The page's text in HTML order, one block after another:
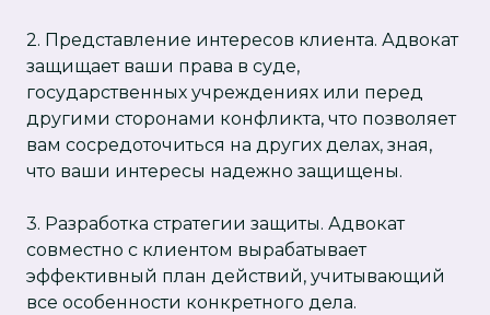
2. Представление интересов клиента. Адвокат
защищает ваши права в суде,
государственных учреждениях или перед
другими сторонами конфликта, что позволяет
вам сосредоточиться на других делах, зная,
что ваши интересы надежно защищены.
3. Разработка стратегии защиты. Адвокат
совместно с клиентом вырабатывает
эффективный план действий, учитывающий
все особенности конкретного дела.